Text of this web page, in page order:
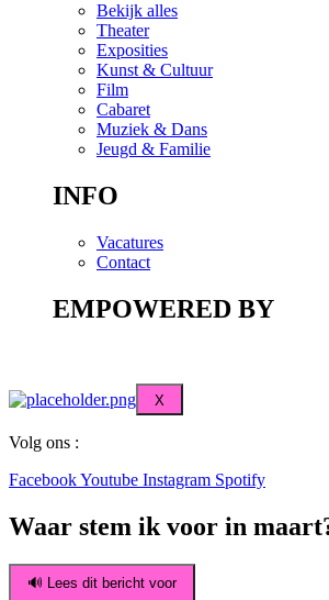
Bekijk alles
Theater
Exposities
Kunst & Cultuur
Film
Cabaret
Muziek & Dans
Jeugd & Familie
INFO
Vacatures
Contact
EMPOWERED BY
X
Volg ons :
FacebookYoutube Instagram Spotify
Waar stem ik voor in
🔊 Lees dit bericht voor